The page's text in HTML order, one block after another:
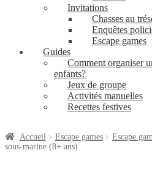
Invitations
Chasses au
Enquêtes
Escape games
Guides
Comment organiser
enfants?
Jeux de groupe
Activités manuelles
Recettes festives
Accueil Escape games Escape
sous-marine (8+ ans)